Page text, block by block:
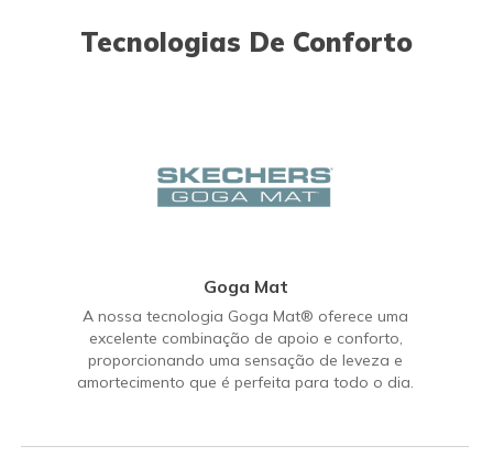
Tecnologias De Conforto
Goga Mat
A nossa tecnologia Goga Mat® oferece uma
excelente combinação de apoio e conforto,
proporcionando uma sensação de leveza e
amortecimento que é perfeita para todo o dia.